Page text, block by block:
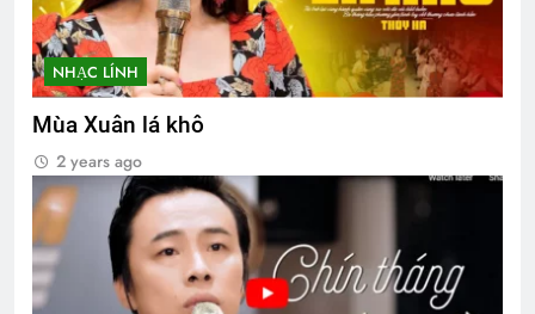
NHẠC LÍNH
Mùa Xuân lá khô
2 years ago